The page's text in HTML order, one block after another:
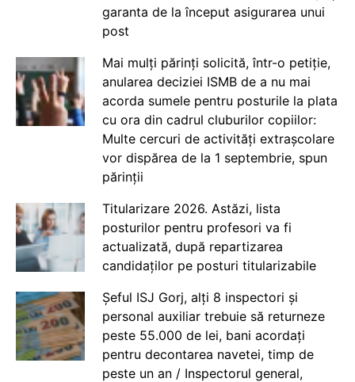
garanta de la început asigurarea unui
post
Mai mulți părinți solicită, într-o petiție,
anularea deciziei ISMB de a nu mai
acorda sumele pentru posturile la plata
cu ora din cadrul cluburilor copiilor:
Multe cercuri de activități extrașcolare
vor dispărea de la 1 septembrie, spun
părinții
Titularizare 2026. Astăzi, lista
posturilor pentru profesori va fi
actualizată, după repartizarea
candidaților pe posturi titularizabile
Șeful ISJ Gorj, alți 8 inspectori și
personal auxiliar trebuie să returneze
peste 55.000 de lei, bani acordați
pentru decontarea navetei, timp de
peste un an / Inspectorul general,